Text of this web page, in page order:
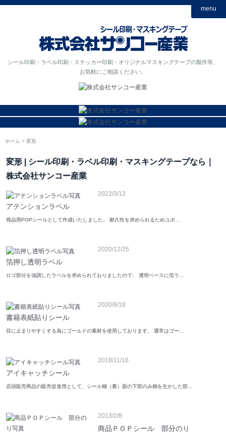
シール印刷・ラベル印刷・ステッカー印刷・オリジナルマスキングテープの製作等、
お気軽にご相談ください。
menu
ホーム 変形
変形 | シール印刷・ラベル印刷・マスキングテープなら｜
株式会社サンコー産業
2022/3/12
アテンションラベル
商品用POPシールとして作成いたしました。 耐久性を求められるためユポ…
2020/12/25
箔押し透明ラベル
ロゴ部分を強調したラベルを求められておりましたので、 透明ベースに箔ラ…
2020/9/18
書籍表紙貼りシール
目に止まりやすくする為にゴールドの素材を使用しております。 通常はゴー…
2018/11/16
アイキャッチシール
店頭販売商品の販売促進用として、シール糊（裏）面の下部のみ糊を生かした部…
2013/2/8
商品ＰＯＰシール 部分のり